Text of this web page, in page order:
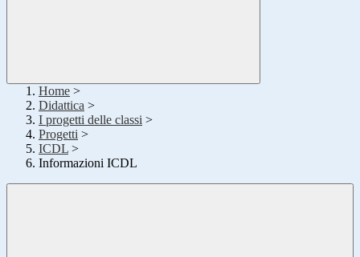
Home >
Didattica >
I progetti delle classi >
Progetti >
ICDL >
Informazioni ICDL